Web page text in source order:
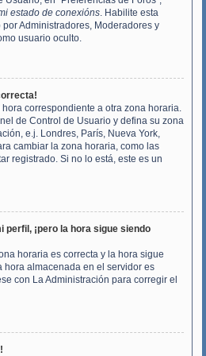
estado de conexións. Habilite esta
Administradores, Moderadores y
usuario oculto.
correspondiente a otra zona horaria.
de Control de Usuario y defina su zona
e.j. Londres, París, Nueva York,
cambiar la zona horaria, como las
registrado. Si no lo está, este es un
perfil, ¡pero la hora sigue siendo
horaria es correcta y la hora sigue
hora almacenada en el servidor es
con La Administración para corregir el